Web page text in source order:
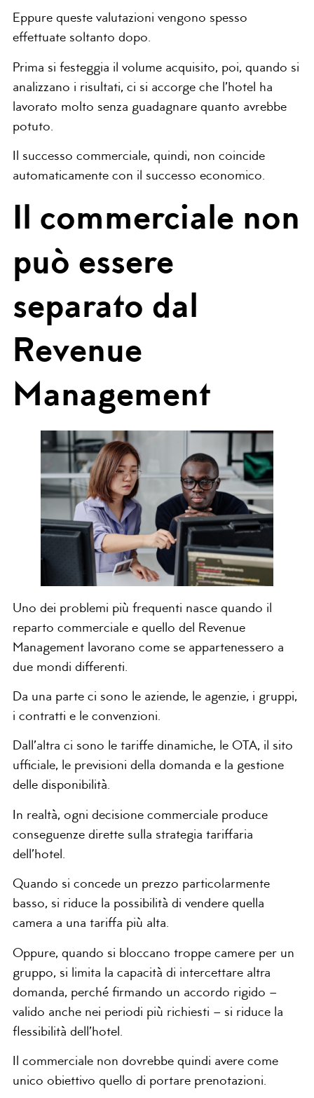
Eppure queste valutazioni vengono spesso
effettuate soltanto dopo.
Prima si festeggia il volume acquisito, poi, quando si
analizzano i risultati, ci si accorge che l’hotel ha
lavorato molto senza guadagnare quanto avrebbe
potuto.
Il successo commerciale, quindi, non coincide
automaticamente con il successo economico.
Il commerciale non
può essere
separato dal
Revenue
Management
Uno dei problemi più frequenti nasce quando il
reparto commerciale e quello del Revenue
Management lavorano come se appartenessero a
due mondi differenti.
Da una parte ci sono le aziende, le agenzie, i gruppi,
i contratti e le convenzioni.
Dall’altra ci sono le tariffe dinamiche, le OTA, il sito
ufficiale, le previsioni della domanda e la gestione
delle disponibilità.
In realtà, ogni decisione commerciale produce
conseguenze dirette sulla strategia tariffaria
dell’hotel.
Quando si concede un prezzo particolarmente
basso, si riduce la possibilità di vendere quella
camera a una tariffa più alta.
Oppure, quando si bloccano troppe camere per un
gruppo, si limita la capacità di intercettare altra
domanda, perché firmando un accordo rigido –
valido anche nei periodi più richiesti – si riduce la
flessibilità dell’hotel.
Il commerciale non dovrebbe quindi avere come
unico obiettivo quello di portare prenotazioni.